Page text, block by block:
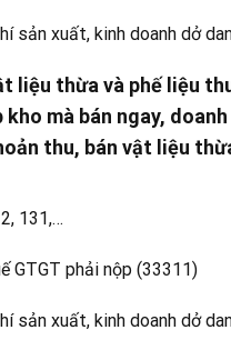
sản xuất, kinh doanh dở
liệu thừa và phế liệu
kho mà bán ngay,
thu, bán vật liệu
131,…
GTGT phải nộp (33311)
sản xuất, kinh doanh dở